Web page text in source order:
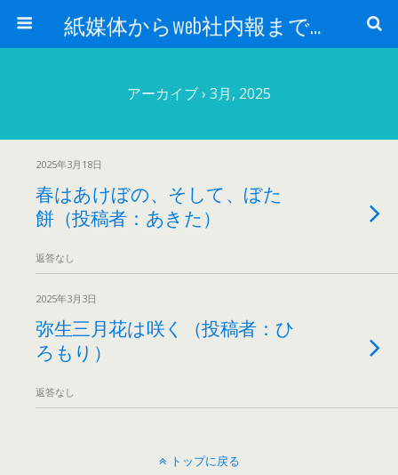
紙媒体からweb社内報まで 社内報制作会社 創言社：東京都千代田区飯田橋駅から１分
アーカイブ › 3月, 2025
2025年3月18日
春はあけぼの、そして、ぼた
餅（投稿者：あきた）
返答なし
2025年3月3日
弥生三月花は咲く（投稿者：ひ
ろもり）
返答なし
トップに戻る